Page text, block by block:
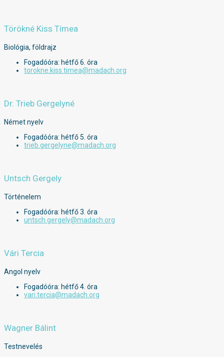
Törökné Kiss Tímea
Biológia, földrajz
Fogadóóra: hétfő 6. óra
torokne.kiss.timea@madach.org
Dr. Trieb Gergelyné
Német nyelv
Fogadóóra: hétfő 5. óra
trieb.gergelyne@madach.org
Untsch Gergely
Történelem
Fogadóóra: hétfő 3. óra
untsch.gergely@madach.org
Vári Tercia
Angol nyelv
Fogadóóra: hétfő 4. óra
vari.tercia@madach.org
Wagner Bálint
Testnevelés